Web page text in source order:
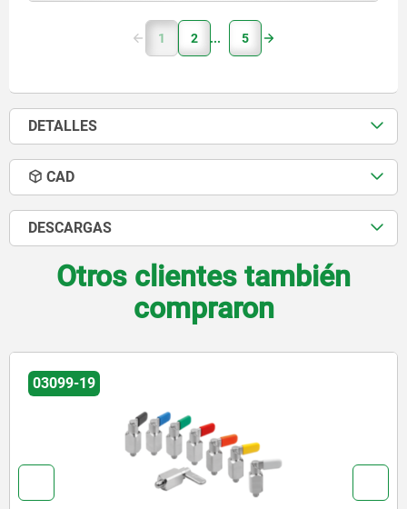
1 2 5
DETALLES
CAD
DESCARGAS
Otros clientes también
compraron
03102-11